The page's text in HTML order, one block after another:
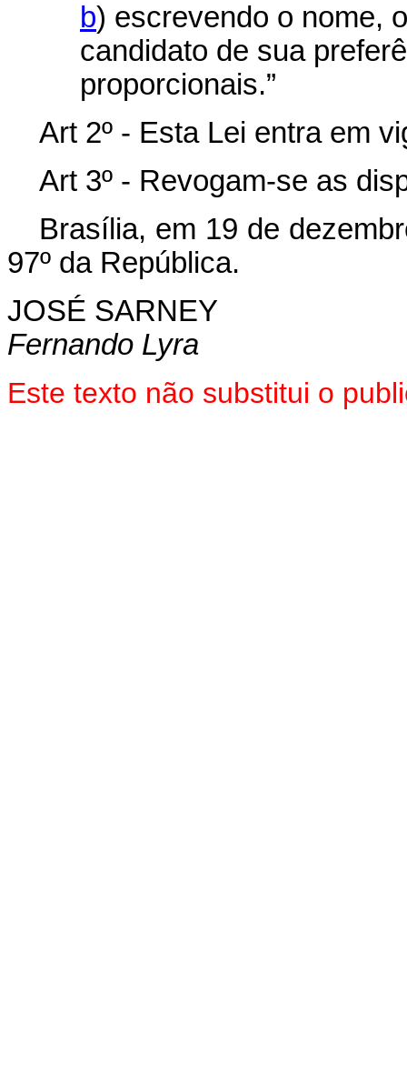
b) escrevendo o nome,
candidato de sua
proporcionais.”
Art 2º - Esta Lei entra em
Art 3º - Revogam-se as
Brasília, em 19 de
97º da República.
JOSÉ SARNEY
Fernando Lyra
Este texto não substitui o